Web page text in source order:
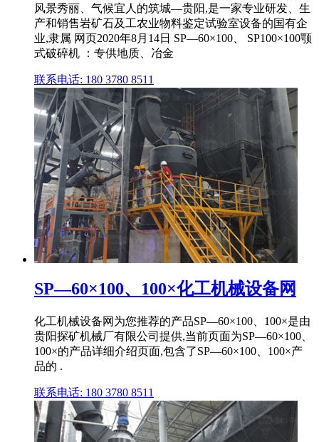
风景秀丽、气候宜人的筑城—贵阳,是一家专业研发、生
产和销售岩矿石及工农业物料鉴定试验室设备的国有企
业,隶属 网页2020年8月14日 SP—60×100、 SP100×100颚
式破碎机 ：专供地质、冶金
联系电话: 180 3780 8511
SP—60×100、100×化工机械设备网
化工机械设备网为您推荐的产品SP—60×100、100×是由
贵阳探矿机械厂有限公司提供,当前页面为SP—60×100、
100×的产品详细介绍页面,包含了SP—60×100、100×产
品的 .
联系电话: 180 3780 8511